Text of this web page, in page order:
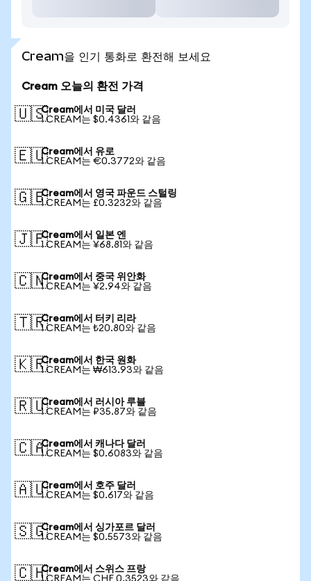
Cream을 인기 통화로 환전해 보세요
Cream 오늘의 환전 가격
🇺🇸Cream에서 미국 달러
1 CREAM는 $0.4361와 같음
🇪🇺Cream에서 유로
1 CREAM는 €0.3772와 같음
🇬🇧Cream에서 영국 파운드 스털링
1 CREAM는 £0.3232와 같음
🇯🇵Cream에서 일본 엔
1 CREAM는 ¥68.81와 같음
🇨🇳Cream에서 중국 위안화
1 CREAM는 ¥2.94와 같음
🇹🇷Cream에서 터키 리라
1 CREAM는 ₺20.80와 같음
🇰🇷Cream에서 한국 원화
1 CREAM는 ₩613.93와 같음
🇷🇺Cream에서 러시아 루블
1 CREAM는 ₽35.87와 같음
🇨🇦Cream에서 캐나다 달러
1 CREAM는 $0.6083와 같음
🇦🇺Cream에서 호주 달러
1 CREAM는 $0.617와 같음
🇸🇬Cream에서 싱가포르 달러
1 CREAM는 $0.5573와 같음
🇨🇭Cream에서 스위스 프랑
1 CREAM는 CHF 0.3523와 같음